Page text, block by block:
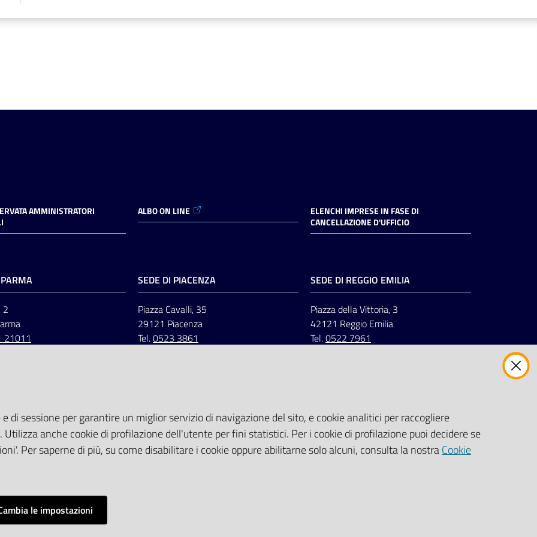
AMMINISTRATORI
ALBO ON LINE
ELENCHI IMPRESE IN FASE DI
CANCELLAZIONE D'UFFICIO
2
21011
SEDE DI PIACENZA
Piazza Cavalli, 35
29121 Piacenza
Tel.0523 3861
SEDE DI REGGIO EMILIA
Piazza della Vittoria, 3
42121 Reggio Emilia
Tel.0522 7961
di sessione per garantire un miglior servizio di navigazione del sito, e cookie analitici per raccogliere
anche cookie di profilazione dell'utente per fini statistici. Per i cookie di profilazione puoi decidere se
Per saperne di più, su come disabilitare i cookie oppure abilitarne solo alcuni, consulta la nostraCookie
le impostazioni